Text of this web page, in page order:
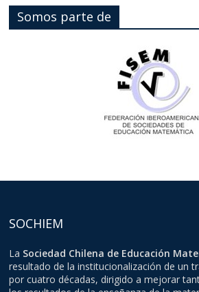
Somos parte de
SOCHIEM
La Sociedad Chilena de Educación
resultado de la institucionalización de un
por cuatro décadas, dirigido a mejorar